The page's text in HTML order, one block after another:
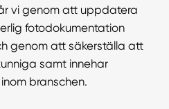
vi genom att uppdatera
fotodokumentation
genom att säkerställa att
samt innehar
branschen.